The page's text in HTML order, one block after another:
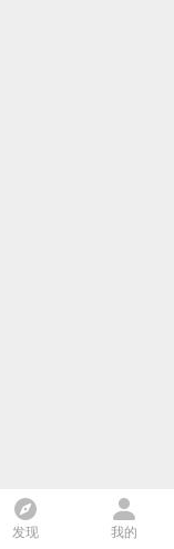
发现 我的